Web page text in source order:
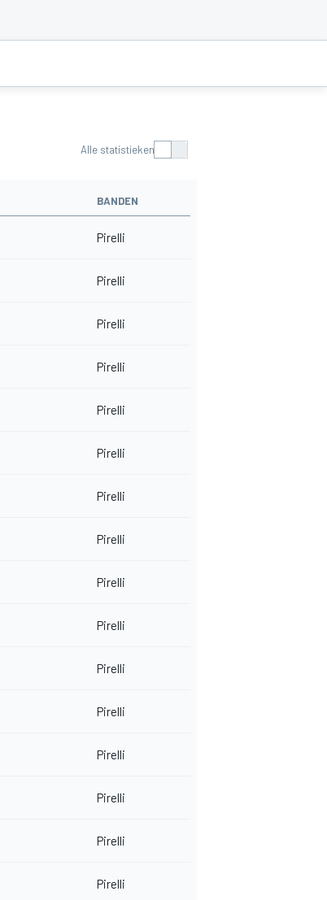
Alle statistieken
BANDEN
Pirelli
Pirelli
Pirelli
Pirelli
Pirelli
Pirelli
Pirelli
Pirelli
Pirelli
Pirelli
Pirelli
Pirelli
Pirelli
Pirelli
Pirelli
Pirelli